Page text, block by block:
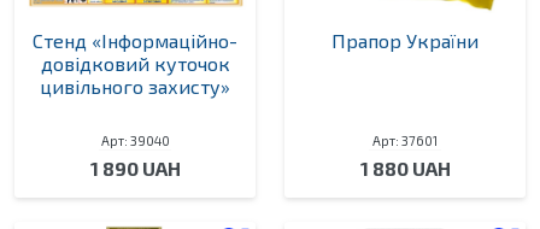
Стенд «Інформаційно-
довідковий куточок
цивільного захисту»
Арт: 39040
1 890 UAH
Прапор України
Арт: 37601
1 880 UAH